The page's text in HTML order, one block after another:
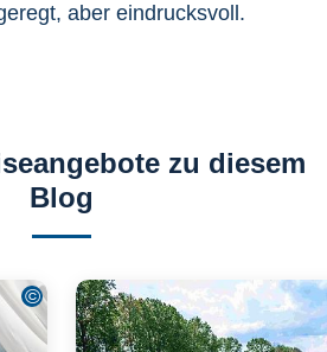
aber eindrucksvoll.
zu diesem
Blog